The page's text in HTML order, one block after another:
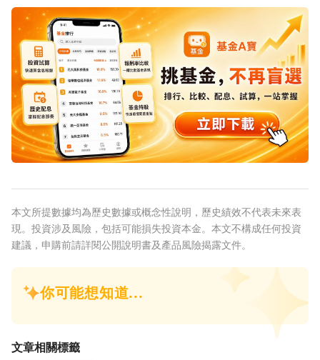
本文所提數據均為歷史數據或概念性說明，歷史績效不代表未來表
現。投資涉及風險，包括可能損失投資本金。本文不構成任何投資
建議，申購前請詳閱公開說明書及產品風險揭露文件。
文章相關標籤